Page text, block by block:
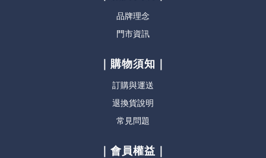
品牌理念
門市資訊
｜購物須知｜
訂購與運送
退換貨說明
常見問題
｜會員權益｜